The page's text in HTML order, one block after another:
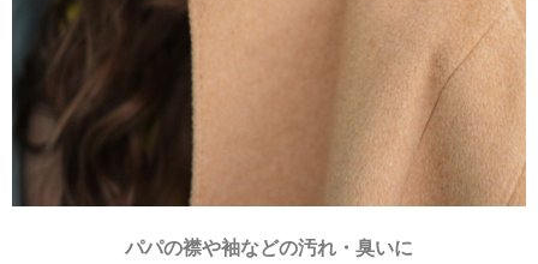
パパの襟や袖などの汚れ・臭いに